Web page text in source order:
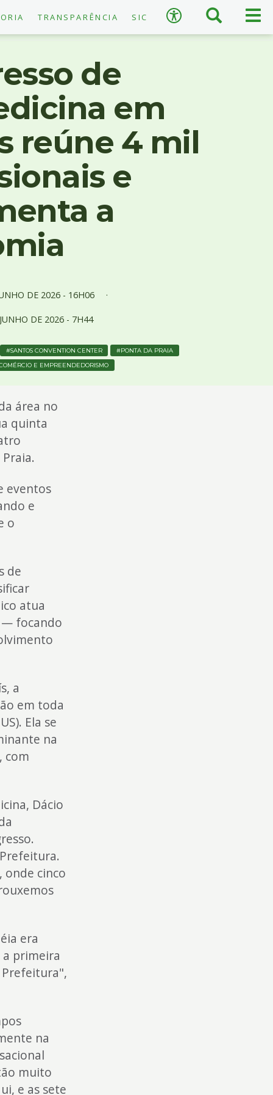
Busca
Acessibilidade
TRANSPARÊNCIA SIC ×
A−
↺Restaurar padrão
de
em
reúne 4 mil
e
a
DE 2026 - 16H06
JUNHO DE 2026 - 7H44
SANTOS CONVENTION CENTER PONTA DA PRAIA
E EMPREENDEDORISMO
área no
quinta
eventos
e
o
de
atua
— focando
a
em toda
Ela se
na
com
Dácio
onde cinco
era
a primeira
Prefeitura",
na
muito
e as sete